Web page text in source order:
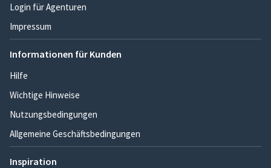
Login für Agenturen
Impressum
Informationen für Kunden
Hilfe
Wichtige Hinweise
Nutzungsbedingungen
Allgemeine Geschäftsbedingungen
Inspiration